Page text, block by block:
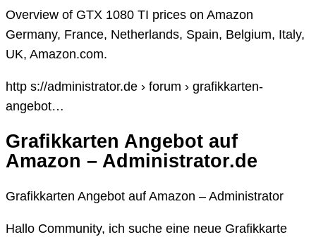
Overview of GTX 1080 TI prices on Amazon
Germany, France, Netherlands, Spain, Belgium, Italy,
UK, Amazon.com.
http s://administrator.de › forum › grafikkarten-
angebot…
Grafikkarten Angebot auf
Amazon – Administrator.de
Grafikkarten Angebot auf Amazon – Administrator
Hallo Community, ich suche eine neue Grafikkarte